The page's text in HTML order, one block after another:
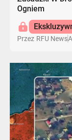
Ogniem
Przez RFU News